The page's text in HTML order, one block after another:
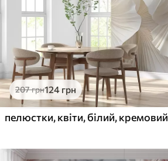
207грн124 грн